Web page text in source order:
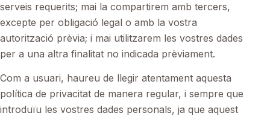
serveis requerits; mai la compartirem amb tercers,
excepte per obligació legal o amb la vostra
autorització prèvia; i mai utilitzarem les vostres dades
per a una altra finalitat no indicada prèviament.
Com a usuari, haureu de llegir atentament aquesta
política de privacitat de manera regular, i sempre que
introduïu les vostres dades personals, ja que aquest